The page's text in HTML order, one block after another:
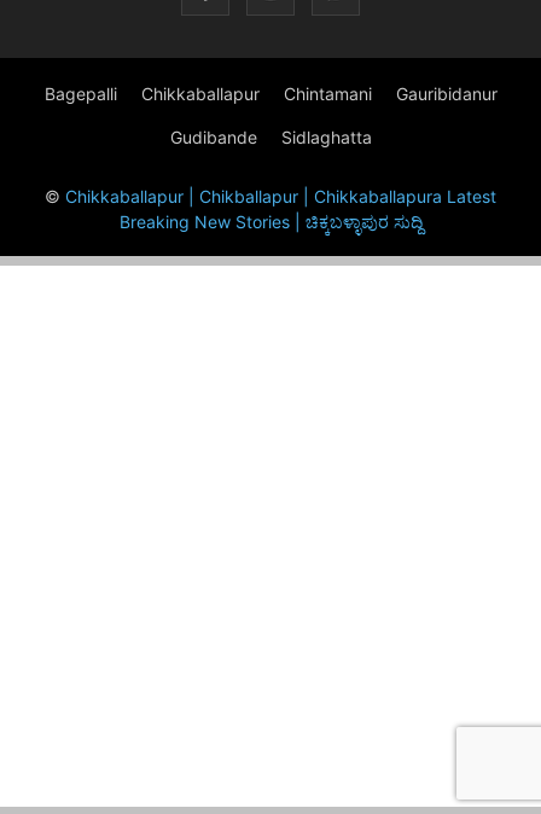
Bagepalli Chikkaballapur Chintamani Gauribidanur
Gudibande Sidlaghatta
© Chikkaballapur | Chikballapur | Chikkaballapura Latest
Breaking New Stories | ಚಿಕ್ಕಬಳ್ಳಾಪುರ ಸುದ್ದಿ